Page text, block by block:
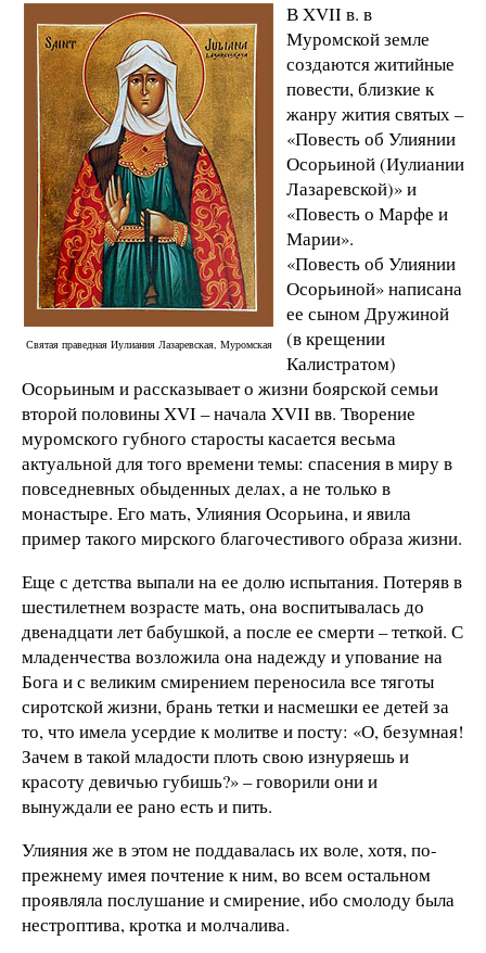
Святая праведная Иулиания Лазаревская, Муромская
В XVII в. в
Муромской земле
создаются житийные
повести, близкие к
жанру жи­тия святых –
«Повесть об Улиянии
Осорьиной (Иулиании
Лазаревской)» и
«Повесть о Марфе и
Марии».
«Повесть об Улиянии
Осорьиной» написана
ее сыном Дружиной
(в крещении
Калистратом)
Осорьиным и рассказывает о жизни боярской семьи
второй половины XVI – начала XVII вв. Творение
муромского губного старосты касается весьма
актуальной для того времени темы: спасения в миру в
повседневных обыденных делах, а не только в
монастыре. Его мать, Улияния Осорьина, и явила
пример такого мирского благочестивого образа жизни.
Еще с детства выпали на ее долю испытания. Потеряв в
шестилетнем возрасте мать, она воспитывалась до
двенадцати лет бабушкой, а после ее смерти – теткой. С
младенчества возложила она надежду и упование на
Бога и с великим смирением переносила все тяготы
сиротской жизни, брань тетки и насмешки ее детей за
то, что имела усердие к молитве и посту: «О, безумная!
Зачем в такой младости плоть свою изнуряешь и
красоту девичью губишь?» – говорили они и
вынуждали ее рано есть и пить.
Улияния же в этом не поддавалась их воле, хотя, по-
прежнему имея почтение к ним, во всем остальном
проявляла послушание и смирение, ибо смолоду была
нестроптива, кротка и молчалива.